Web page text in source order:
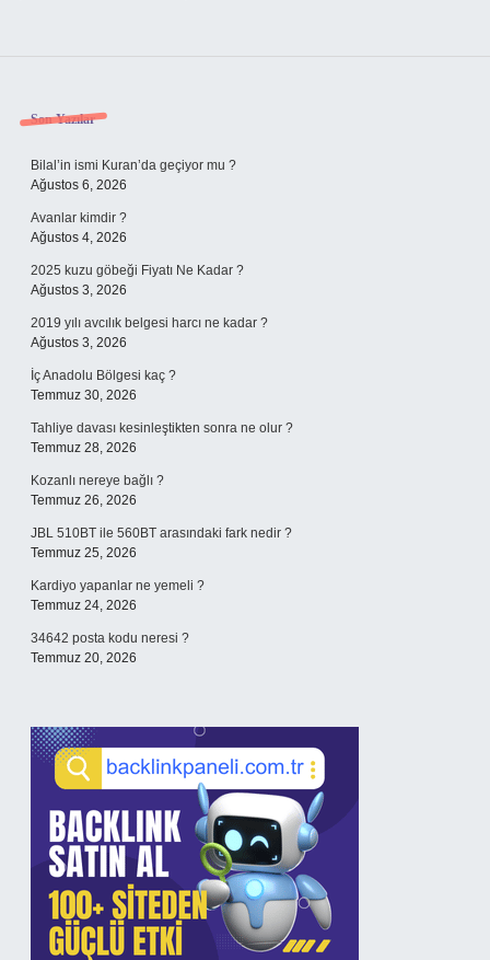
Sidebar
Son Yazılar
Bilal’in ismi Kuran’da geçiyor mu ?
Ağustos 6, 2026
Avanlar kimdir ?
Ağustos 4, 2026
2025 kuzu göbeği Fiyatı Ne Kadar ?
Ağustos 3, 2026
2019 yılı avcılık belgesi harcı ne kadar ?
Ağustos 3, 2026
İç Anadolu Bölgesi kaç ?
Temmuz 30, 2026
Tahliye davası kesinleştikten sonra ne olur ?
Temmuz 28, 2026
Kozanlı nereye bağlı ?
Temmuz 26, 2026
JBL 510BT ile 560BT arasındaki fark nedir ?
Temmuz 25, 2026
Kardiyo yapanlar ne yemeli ?
Temmuz 24, 2026
34642 posta kodu neresi ?
Temmuz 20, 2026